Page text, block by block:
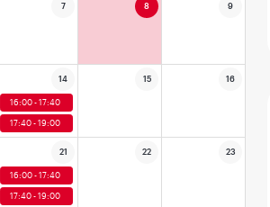
7 8 9
14 15 16
16:00 - 17:40
17:40 - 19:00
21 22 23
16:00 - 17:40
17:40 - 19:00